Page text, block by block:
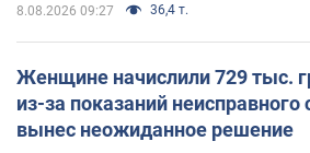
8.08.2026 09:27 36,4 т.
Женщине начислили 729 тыс.
из-за показаний неисправного
вынес неожиданное решение